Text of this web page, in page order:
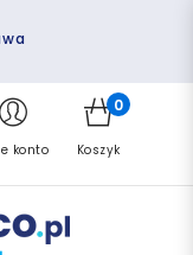
konto
0
Koszyk